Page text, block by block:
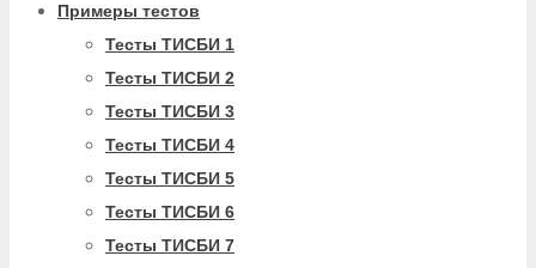
Примеры тестов
Тесты ТИСБИ 1
Тесты ТИСБИ 2
Тесты ТИСБИ 3
Тесты ТИСБИ 4
Тесты ТИСБИ 5
Тесты ТИСБИ 6
Тесты ТИСБИ 7